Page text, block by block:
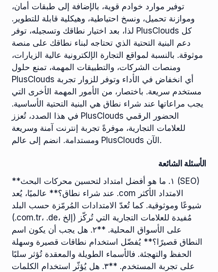
توفير موارد خوادم قوية، بالإضافة إلى طبقات أمان،
وموازنة تحميل، ونسخ احتياطية، وهيكلية قابلة للتطوير.
لذا، بعد اختيار نطاقك وتسجيله، توفر PlusClouds كل
دعم البنية التحتية الذي تحتاجه لبناء نطاقك على منصة
موثوقة. بالنسبة لمواقع التجارة الإلكترونية عالية الزيارات،
ومنصات الشركات، والتطبيقات المهمة، تمنع حلول
PlusClouds أي انخفاض في الأداء وتوفر للزوار تجربة
مستخدم سريعة. باختصار، من الأمور المهمة الأخرى التي
يجب مراعاتها عند شراء نطاق هي البنية التحتية الأساسية.
في هذا الصدد، تُعزز PlusClouds الحضور الرقمي
للعلامات التجارية، موفرةً تجربة إنترنت آمنة وسريعة
ومستدامة. انضم إلى عالم PlusClouds الآن.
الأسئلة الشائعة
**١. ما هو أفضل امتداد لتحسين محركات البحث (SEO)
عند شراء نطاق؟** عالميًا، يُعد .com الامتداد الأكثر
شيوعًا وموثوقية. كما تُعدّ الامتدادات المُرمّزة حسب البلد
(.com.tr، .de، إلخ) مُفيدة للعلامات التجارية التي تُركّز
على الأسواق المحلية. **٢. هل يجب أن يكون اسم
النطاق قصيرًا؟** يُفضّل استخدام نطاقات قصيرة وسهلة
الحفظ والتهجئة. فالأسماء الطويلة والمعقدة تُؤثر سلبًا
على تجربة المستخدم. **٣. هل يُؤثّر استخدام الكلمات